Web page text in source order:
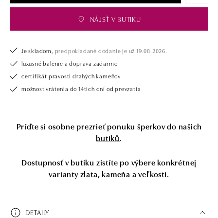
NÁJSŤ V BUTIKU
Je skladom, predpokladané dodanie je už 19.08.2026.
luxusné balenie a doprava zadarmo
certifikát pravosti drahých kameňov
možnosť vrátenia do 14tich dní od prevzatia
Príďte si osobne prezrieť ponuku šperkov do našich
butiků.
Dostupnosť v butiku zistíte po výbere konkrétnej
varianty zlata, kameňa a veľkosti.
DETAILY